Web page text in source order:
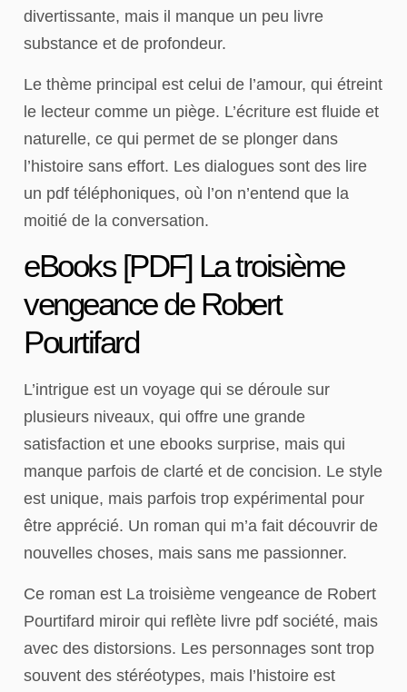
divertissante, mais il manque un peu livre
substance et de profondeur.
Le thème principal est celui de l’amour, qui étreint
le lecteur comme un piège. L’écriture est fluide et
naturelle, ce qui permet de se plonger dans
l’histoire sans effort. Les dialogues sont des lire
un pdf téléphoniques, où l’on n’entend que la
moitié de la conversation.
eBooks [PDF] La troisième
vengeance de Robert
Pourtifard
L’intrigue est un voyage qui se déroule sur
plusieurs niveaux, qui offre une grande
satisfaction et une ebooks surprise, mais qui
manque parfois de clarté et de concision. Le style
est unique, mais parfois trop expérimental pour
être apprécié. Un roman qui m’a fait découvrir de
nouvelles choses, mais sans me passionner.
Ce roman est La troisième vengeance de Robert
Pourtifard miroir qui reflète livre pdf société, mais
avec des distorsions. Les personnages sont trop
souvent des stéréotypes, mais l’histoire est